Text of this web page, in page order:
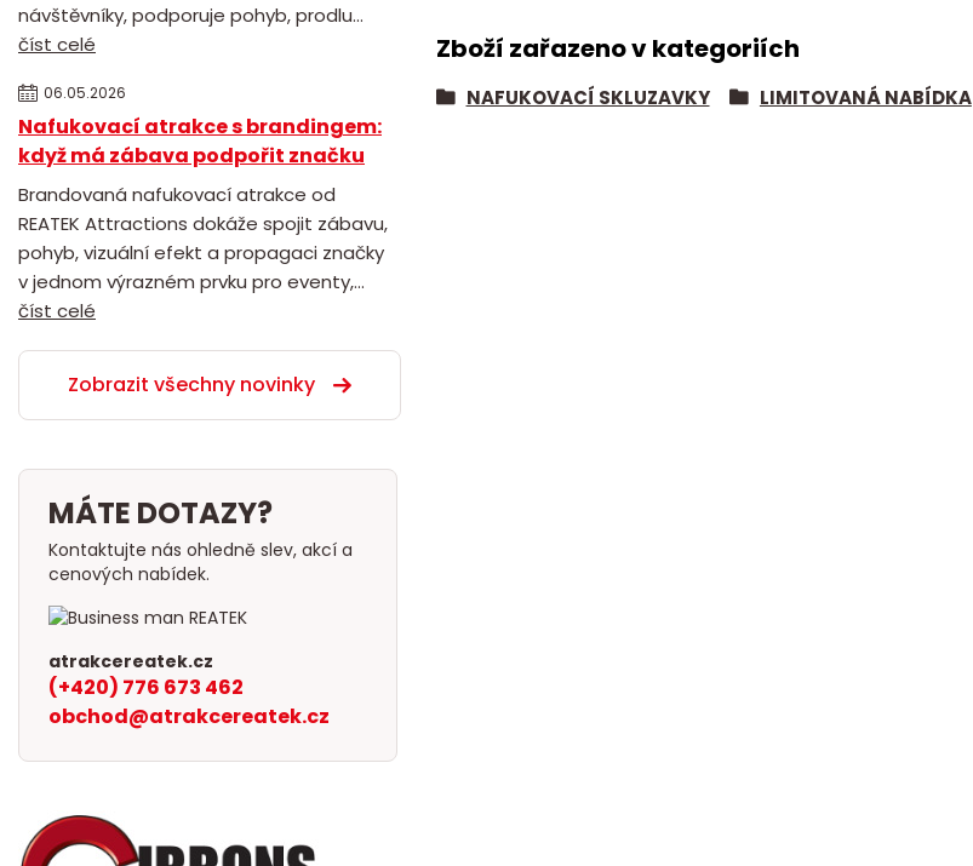
návštěvníky, podporuje pohyb, prodlu...
číst celé
06.05.2026
Nafukovací atrakce s brandingem:
když má zábava podpořit značku
Brandovaná nafukovací atrakce od
REATEK Attractions dokáže spojit zábavu,
pohyb, vizuální efekt a propagaci značky
v jednom výrazném prvku pro eventy,...
číst celé
Zobrazit všechny novinky
MÁTE DOTAZY?
Kontaktujte nás ohledně slev, akcí a
cenových nabídek.
atrakcereatek.cz
(+420) 776 673 462
obchod@atrakcereatek.cz
Zboží zařazeno v kategoriích
NAFUKOVACÍ SKLUZAVKY LIMITOVANÁ NABÍDKA